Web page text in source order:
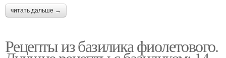
читать дальше →
Рецепты из базилика фиолетового.